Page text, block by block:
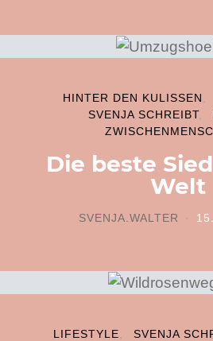
HINTER DEN KULISSEN
SVENJA SCHREIBT
Die beste
Welt
SVENJA.WALTER
LIFESTYLE SVENJA